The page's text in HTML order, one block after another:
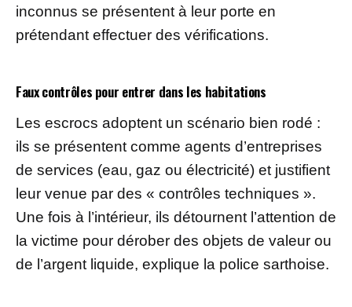
inconnus se présentent à leur porte en
prétendant effectuer des vérifications.
Faux contrôles pour entrer dans les habitations
Les escrocs adoptent un scénario bien rodé :
ils se présentent comme agents d’entreprises
de services (eau, gaz ou électricité) et justifient
leur venue par des « contrôles techniques ».
Une fois à l’intérieur, ils détournent l’attention de
la victime pour dérober des objets de valeur ou
de l’argent liquide, explique la police sarthoise.